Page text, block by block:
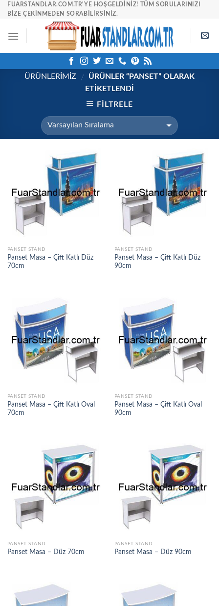
SkipFUARSTANDLAR.COM.TR'YE HOŞGELDINIZ! TÜM SORULARINIZI
BIZE ÇEKINMEDEN SORABILIRSINIZ.
ÜRÜNLERİMİZ /
ÜRÜNLER “PANSET” OLARAK
ETIKETLENDI
FILTRELE
PANSET STAND
Panset Masa – Çift Katlı Düz
70cm
PANSET STAND
Panset Masa – Çift Katlı Düz
90cm
PANSET STAND
Panset Masa – Çift Katlı Oval
70cm
PANSET STAND
Panset Masa – Çift Katlı Oval
90cm
PANSET STAND
Panset Masa – Düz 70cm
PANSET STAND
Panset Masa – Düz 90cm